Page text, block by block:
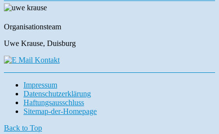
Organisationsteam
Uwe Krause, Duisburg
Impressum
Datenschutzerklärung
Haftungsausschluss
Sitemap-der-Homepage
Back to Top